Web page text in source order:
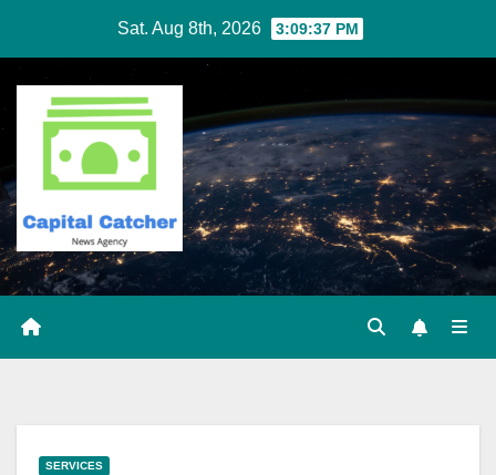
content
Sat. Aug 8th, 2026 3:09:37 PM
SERVICES